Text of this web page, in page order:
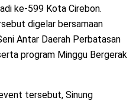
ke-599 Kota Cirebon.
digelar bersamaan
Antar Daerah Perbatasan
program Minggu Bergerak
tersebut, Sinung